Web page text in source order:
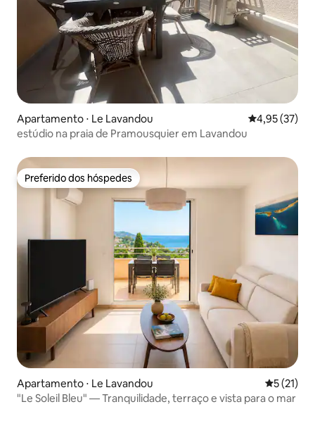
Apartamento ⋅ Le Lavandou 4,95 de uma
4,95 (37)
estúdio na praia de Pramousquier em Lavandou
Preferido dos hóspedes
Preferido dos hóspedes
Apartamento ⋅ Le Lavandou 5 de uma
5 (21)
"Le Soleil Bleu" — Tranquilidade, terraço e vista para o mar